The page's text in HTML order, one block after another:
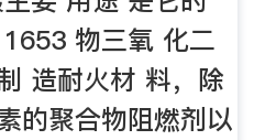
物三氧 化二
造耐火材 料，除
的聚合物阻燃剂以